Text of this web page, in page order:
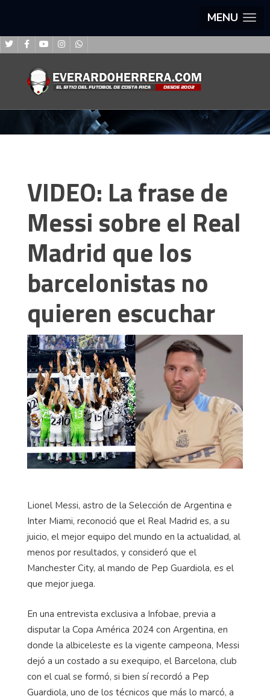
MENU
VIDEO: La frase de
Messi sobre el Real
Madrid que los
barcelonistas no
quieren escuchar
Lionel Messi, astro de la Selección de Argentina e
Inter Miami, reconoció que el Real Madrid es, a su
juicio, el mejor equipo del mundo en la actualidad, al
menos por resultados, y consideró que el
Manchester City, al mando de Pep Guardiola, es el
que mejor juega.
En una entrevista exclusiva a Infobae, previa a
disputar la Copa América 2024 con Argentina, en
donde la albiceleste es la vigente campeona, Messi
dejó a un costado a su exequipo, el Barcelona, club
con el cual se formó, si bien sí recordó a Pep
Guardiola, uno de los técnicos que más lo marcó, a